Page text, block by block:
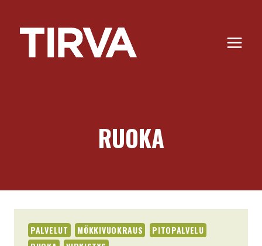
RUOKA
PALVELUT MÖKKIVUOKRAUS
PITOPALVELU